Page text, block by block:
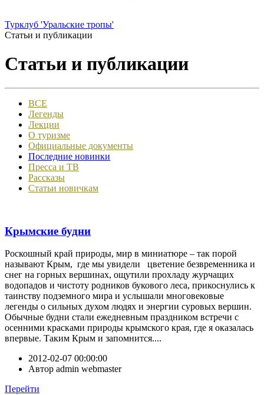
Турклуб 'Уральские тропы'
Статьи и публикации
Статьи и публикации
ВСЕ
Легенды
Лекции
О туризме
Официальные документы
Последние новинки
Пресса и ТВ
Рассказы
Статьи новичкам
Крымские будни
Роскошный край природы, мир в миниатюре – так порой
называют Крым, где мы увидели цветение безвременника и
снег на горных вершинах, ощутили прохладу журчащих
водопадов и чистоту родников букового леса, прикоснулись к
таинству подземного мира и услышали многовековые
легенды о сильных духом людях и энергии суровых вершин.
Обычные будни стали ежедневным праздником встречи с
осенними красками природы крымского края, где я оказалась
впервые. Таким Крым и запомнится....
2012-02-07 00:00:00
Автор admin webmaster
Перейти